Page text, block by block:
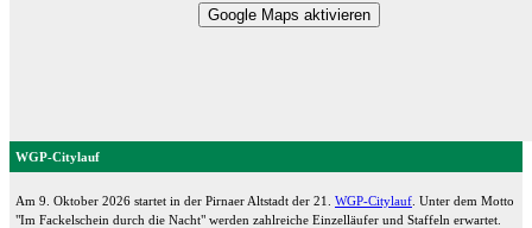
Google Maps aktivieren
WGP-Citylauf
Am 9. Oktober 2026 startet in der Pirnaer Altstadt der 21. WGP-Citylauf . Unter dem Motto
"Im Fackelschein durch die Nacht" werden zahlreiche Einzelläufer und Staffeln erwartet.